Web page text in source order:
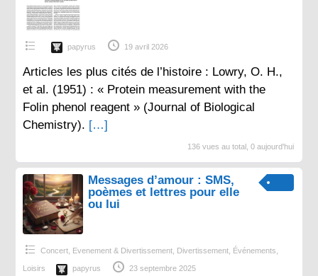
papyrus 19 avril 2026
Articles les plus cités de l’histoire : Lowry, O. H.,
et al. (1951) : « Protein measurement with the
Folin phenol reagent » (Journal of Biological
Chemistry). […]
136 vues au total, 0 aujourd'hui
Messages d’amour : SMS,
poèmes et lettres pour elle
ou lui
Concert, Evenement & Divertissement, Divertissement, Événements,
Loisirs papyrus 23 septembre 2025